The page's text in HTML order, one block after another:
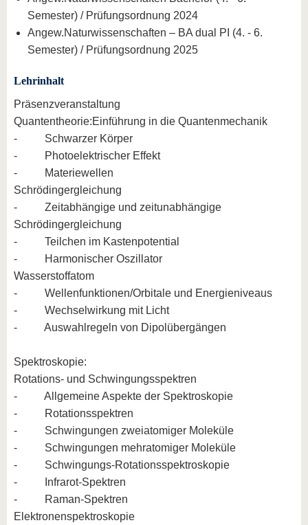
Semester) / Prüfungsordnung 2024
Angew.Naturwissenschaften – BA dual PI (4. - 6.
Semester) / Prüfungsordnung 2025
Lehrinhalt
Präsenzveranstaltung
Quantentheorie:Einführung in die Quantenmechanik
- Schwarzer Körper
- Photoelektrischer Effekt
- Materiewellen
Schrödingergleichung
- Zeitabhängige und zeitunabhängige
Schrödingergleichung
- Teilchen im Kastenpotential
- Harmonischer Oszillator
Wasserstoffatom
- Wellenfunktionen/Orbitale und Energieniveaus
- Wechselwirkung mit Licht
- Auswahlregeln von Dipolübergängen
Spektroskopie:
Rotations- und Schwingungsspektren
- Allgemeine Aspekte der Spektroskopie
- Rotationsspektren
- Schwingungen zweiatomiger Moleküle
- Schwingungen mehratomiger Moleküle
- Schwingungs-Rotationsspektroskopie
- Infrarot-Spektren
- Raman-Spektren
Elektronenspektroskopie